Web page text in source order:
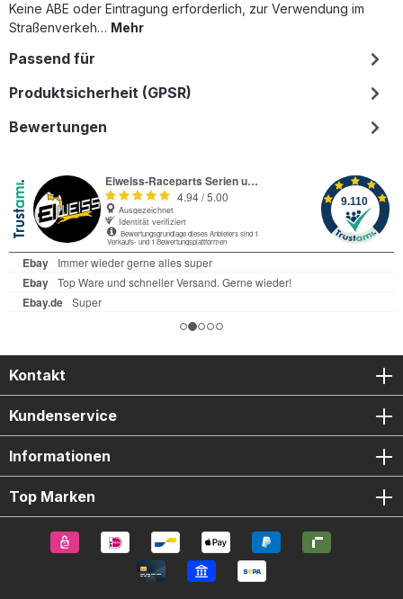
Keine ABE oder Eintragung erforderlich, zur Verwendung im
Straßenverkeh… Mehr
Passend für
Produktsicherheit (GPSR)
Bewertungen
Kontakt
Kundenservice
Informationen
Top Marken